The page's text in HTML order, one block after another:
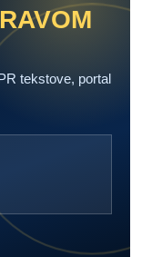
tekstove, portal